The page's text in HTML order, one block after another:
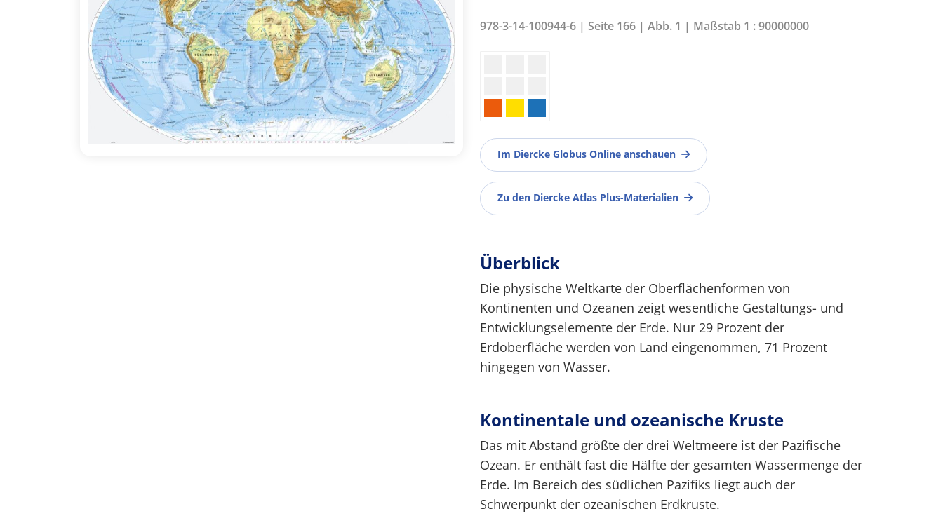
978-3-14-100944-6 | Seite 166 | Abb. 1 | Maßstab 1 : 90000000
Im Diercke Globus Online anschauen
Zu den Diercke Atlas Plus-Materialien
Überblick
Die physische Weltkarte der Oberflächenformen von
Kontinenten und Ozeanen zeigt wesentliche Gestaltungs- und
Entwicklungselemente der Erde. Nur 29 Prozent der
Erdoberfläche werden von Land eingenommen, 71 Prozent
hingegen von Wasser.
Kontinentale und ozeanische Kruste
Das mit Abstand größte der drei Weltmeere ist der Pazifische
Ozean. Er enthält fast die Hälfte der gesamten Wassermenge der
Erde. Im Bereich des südlichen Pazifiks liegt auch der
Schwerpunkt der ozeanischen Erdkruste.